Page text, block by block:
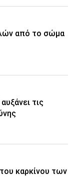
από το σώμα
τις
καρκίνου των